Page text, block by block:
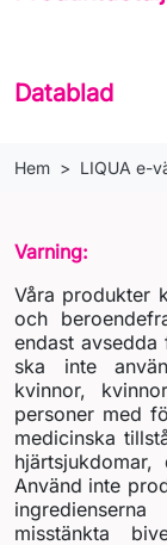
Datablad
Hem LIQUA e-
Varning:
Våra produkter
och
endast
ska inte
kvinnor,
personer med
medicinska
Använd inte
misstänkta